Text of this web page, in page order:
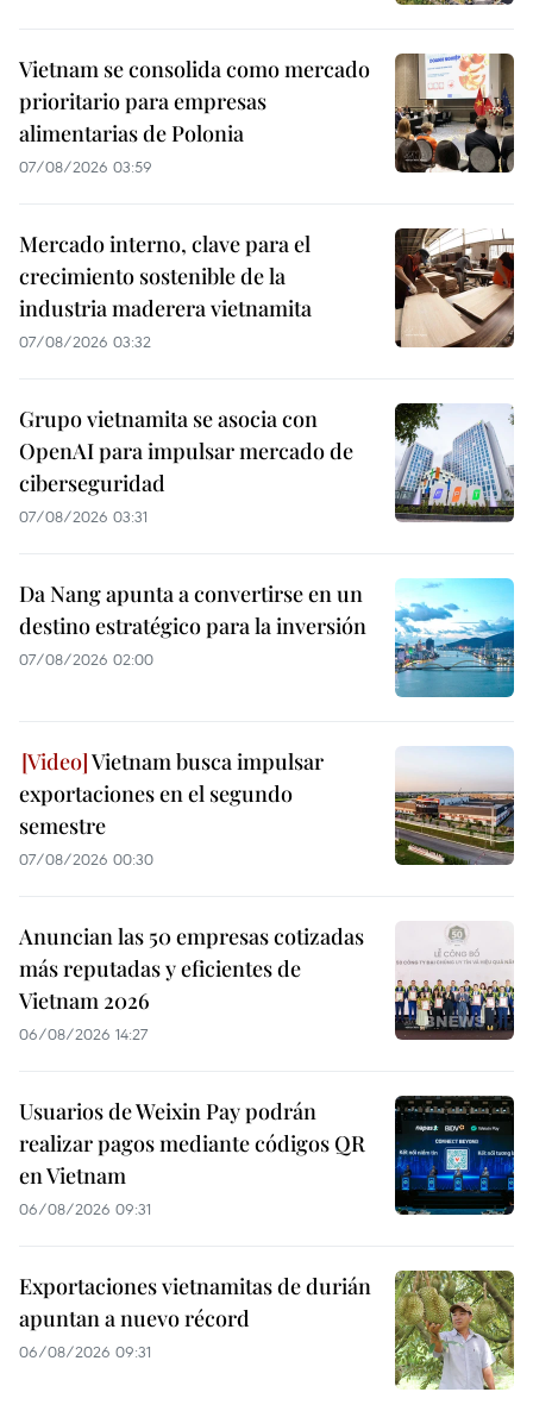
Vietnam se consolida como mercado
prioritario para empresas
alimentarias de Polonia
07/08/2026 03:59
Mercado interno, clave para el
crecimiento sostenible de la
industria maderera vietnamita
07/08/2026 03:32
Grupo vietnamita se asocia con
OpenAI para impulsar mercado de
ciberseguridad
07/08/2026 03:31
Da Nang apunta a convertirse en un
destino estratégico para la inversión
07/08/2026 02:00
Vietnam busca impulsar
exportaciones en el segundo
semestre
07/08/2026 00:30
Anuncian las 50 empresas cotizadas
más reputadas y eficientes de
Vietnam 2026
06/08/2026 14:27
Usuarios de Weixin Pay podrán
realizar pagos mediante códigos QR
en Vietnam
06/08/2026 09:31
Exportaciones vietnamitas de durián
apuntan a nuevo récord
06/08/2026 09:31